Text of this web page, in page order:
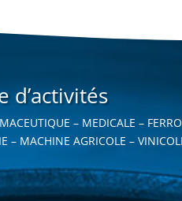
d’activités
– MEDICALE –
– MACHINE AGRICOLE –